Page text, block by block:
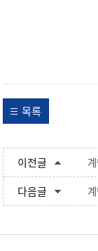
목록
이전글
다음글